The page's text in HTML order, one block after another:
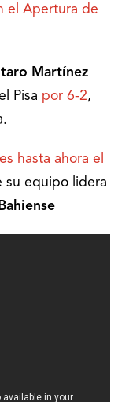
el Apertura de
Martínez
Pisa por 6-2,
es hasta ahora el
su equipo lidera